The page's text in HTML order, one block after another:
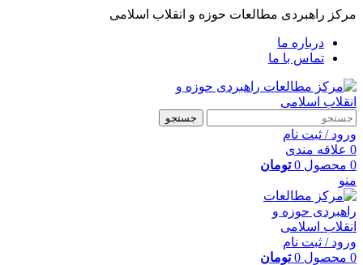
مرکز راهبردی مطالعات حوزه و انقلاب اسلامی
درباره ما
تماس با ما
جستجو
ورود / ثبت نام
0 علاقه مندی
0 محصول 0 تومان
منو
ورود / ثبت نام
0 محصول 0 تومان